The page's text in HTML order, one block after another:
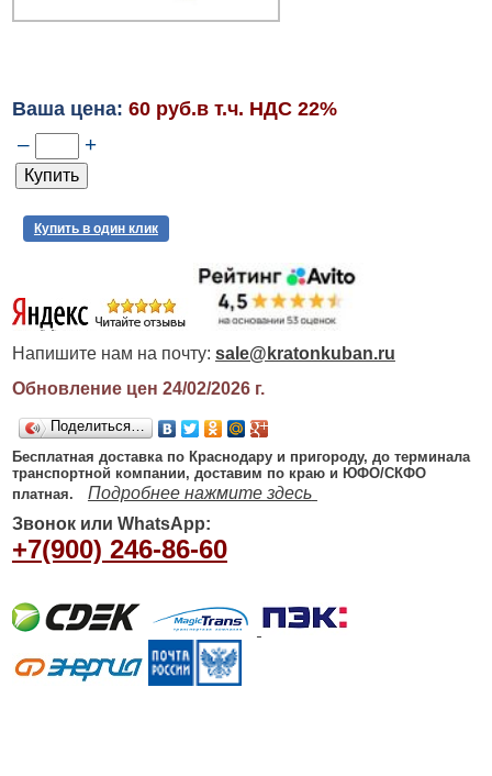
Ваша цена: 60 руб.в т.ч. НДС 22%
– +
Купить в один клик
Напишите нам на почту: sale@kratonkuban.ru
Обновление цен 24/02/2026г.
Поделиться…
Бесплатная доставка по Краснодару и пригороду, до терминала
транспортной компании, доставим по краю и ЮФО/СКФО
платная.
Подробнее нажмите здесь
Звонок или WhatsApp:
+7(900) 246-86-60